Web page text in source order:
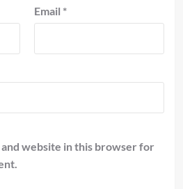
Email *
and website in this browser for